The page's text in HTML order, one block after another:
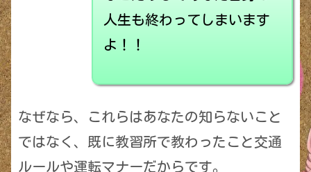
人生も終わってしまいます
よ！！
なぜなら、これらはあなたの知らないこと
ではなく、既に教習所で教わったこと交通
ルールや運転マナーだからです。